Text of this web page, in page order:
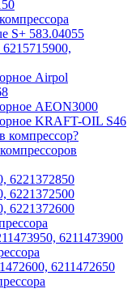
S+ 583.04055
Airpol
AEON3000
KRAFT-OIL S46
компрессор?
6221372850
6221372500
6221372600
6211473900
6211472650